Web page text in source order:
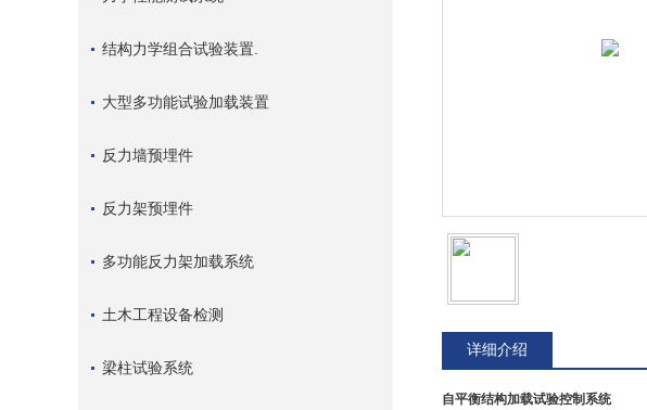
结构力学组合试验装置.
大型多功能试验加载装置
反力墙预埋件
反力架预埋件
多功能反力架加载系统
土木工程设备检测
梁柱试验系统
详细介绍
自平衡结构加载试验控制系统